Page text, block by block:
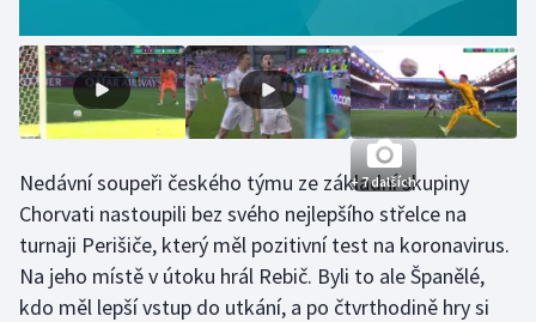
Ragby
Rychlobruslení
Rychlostní kanoistika
Short track
Sportovní střelba
+ 7 dalších
Nedávní soupeři českého týmu ze základní skupiny
Chorvati nastoupili bez svého nejlepšího střelce na
turnaji Perišiče, který měl pozitivní test na koronavirus.
Na jeho místě v útoku hrál Rebič. Byli to ale Španělé,
kdo měl lepší vstup do utkání, a po čtvrthodině hry si